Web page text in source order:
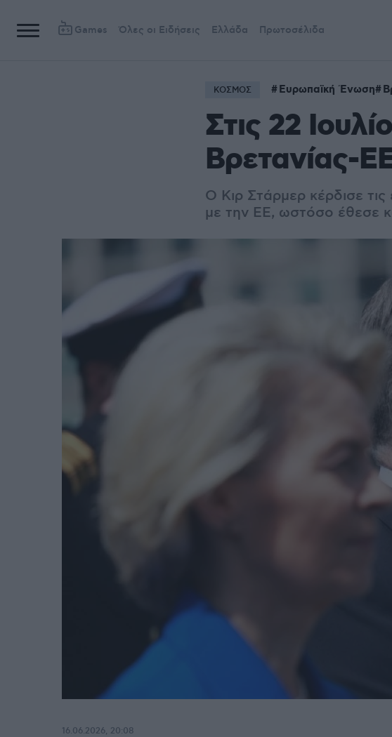
Games Όλες οι Ειδήσεις Ελλάδα Πρωτοσέλιδα
ΚΟΣΜΟΣ Ευρωπαϊκή Ένωση
Στις 22
Βρετανίας-
Ο Κιρ Στάρμερ κέρδισε
με την ΕΕ, ωστόσο έθεσε
16.06.2026, 20:08